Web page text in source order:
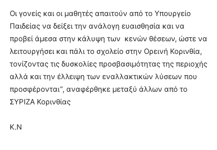
Οι γονείς και οι μαθητές απαιτούν από το Υπουργείο
Παιδείας να δείξει την ανάλογη ευαισθησία και να
προβεί άμεσα στην κάλυψη των κενών θέσεων, ώστε να
λειτουργήσει και πάλι το σχολείο στην Ορεινή Κορινθία,
τονίζοντας τις δυσκολίες προσβασιμότητας της περιοχής
αλλά και την έλλειψη των εναλλακτικών λύσεων που
προσφέρονται”, αναφέρθηκε μεταξύ άλλων από το
ΣΥΡΙΖΑ Κορινθίας
Κ.Ν